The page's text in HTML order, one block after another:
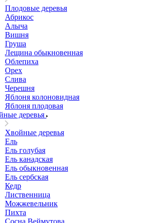
Плодовые деревья
Абрикос
Алыча
Вишня
Груша
Лещина обыкновенная
Облепиха
Орех
Слива
Черешня
Яблоня колоновидная
Яблоня плодовая
деревья
Хвойные деревья
Ель
Ель голубая
Ель канадская
Ель обыкновенная
Ель сербская
Кедр
Лиственница
Можжевельник
Пихта
Сосна Веймутова